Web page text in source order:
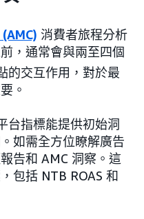
消費者旅程分析
，通常會與兩至四個
的交互作用，對於最
。
台指標能提供初始洞
如需全方位瞭解廣告
告和 AMC 洞察。這
包括 NTB ROAS 和